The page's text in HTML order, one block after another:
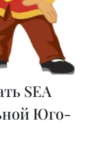
SEA
Юго-